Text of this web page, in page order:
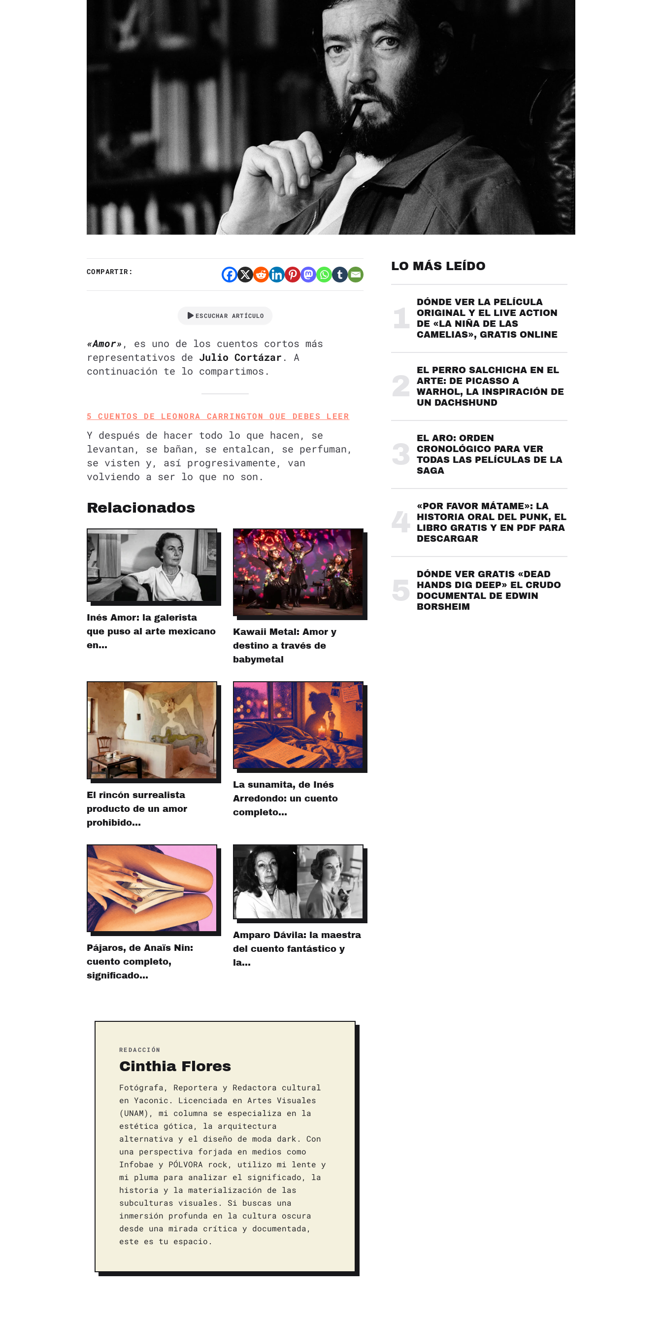
COMPARTIR:
ESCUCHAR ARTÍCULO
«Amor» , es uno de los cuentos cortos más
representativos de Julio Cortázar . A
continuación te lo compartimos.
5 CUENTOS DE LEONORA CARRINGTON QUE DEBES LEER
Y después de hacer todo lo que hacen, se
levantan, se bañan, se entalcan, se perfuman,
se visten y, así progresivamente, van
volviendo a ser lo que no son.
Relacionados
Inés Amor: la galerista
que puso al arte mexicano
en…
Kawaii Metal: Amor y
destino a través de
babymetal
El rincón surrealista
producto de un amor
prohibido…
La sunamita, de Inés
Arredondo: un cuento
completo…
Pájaros, de Anaïs Nin:
cuento completo,
significado…
Amparo Dávila: la maestra
del cuento fantástico y
la…
REDACCIÓN
Cinthia Flores
Fotógrafa, Reportera y Redactora cultural
en Yaconic. Licenciada en Artes Visuales
(UNAM), mi columna se especializa en la
estética gótica, la arquitectura
alternativa y el diseño de moda dark. Con
una perspectiva forjada en medios como
Infobae y PÓLVORA rock, utilizo mi lente y
mi pluma para analizar el significado, la
historia y la materialización de las
subculturas visuales. Si buscas una
inmersión profunda en la cultura oscura
desde una mirada crítica y documentada,
este es tu espacio.
LO MÁS LEÍDO
1
DÓNDE VER LA PELÍCULA
ORIGINAL Y EL LIVE ACTION
DE «LA NIÑA DE LAS
CAMELIAS», GRATIS ONLINE
2
EL PERRO SALCHICHA EN EL
ARTE: DE PICASSO A
WARHOL, LA INSPIRACIÓN DE
UN DACHSHUND
3
EL ARO: ORDEN
CRONOLÓGICO PARA VER
TODAS LAS PELÍCULAS DE LA
SAGA
4
«POR FAVOR MÁTAME»: LA
HISTORIA ORAL DEL PUNK, EL
LIBRO GRATIS Y EN PDF PARA
DESCARGAR
5
DÓNDE VER GRATIS «DEAD
HANDS DIG DEEP» EL CRUDO
DOCUMENTAL DE EDWIN
BORSHEIM